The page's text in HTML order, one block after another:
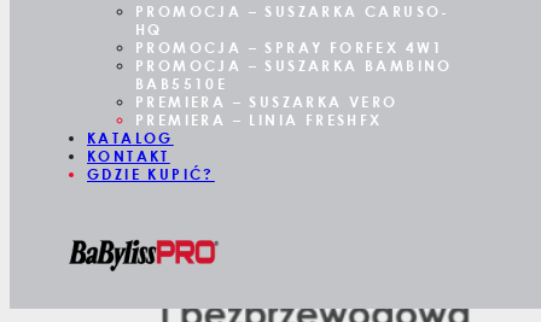
PROMOCJA – SUSZARKA CARUSO-
HQ
PROMOCJA – SPRAY FORFEX 4W1
PROMOCJA – SUSZARKA BAMBINO
BAB5510E
PREMIERA – SUSZARKA VERO
PREMIERA – LINIA FRESHFX
KATALOG
KONTAKT
GDZIE KUPIĆ?